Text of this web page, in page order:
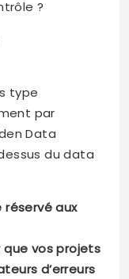
?
type
par
Data
du data
réservé aux
que vos projets
d’erreurs